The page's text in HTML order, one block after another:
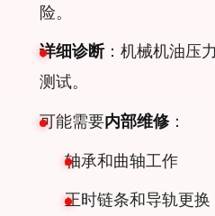
险。
详细诊断：机械机油压
测试。
可能需要内部维修：
轴承和曲轴工作
正时链条和导轨更换